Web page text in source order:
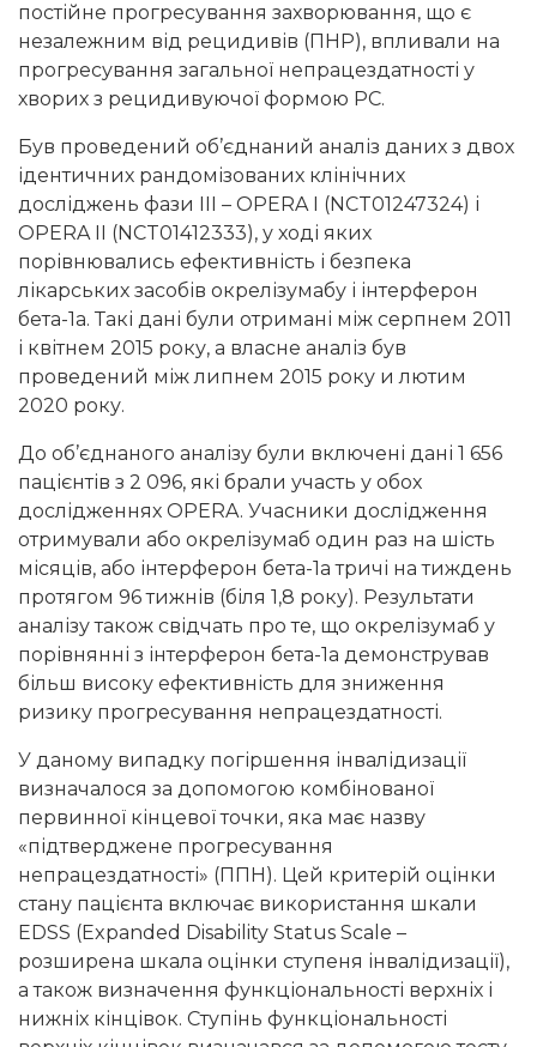
постійне прогресування захворювання, що є
незалежним від рецидивів (ПНР), впливали на
прогресування загальної непрацездатності у
хворих з рецидивуючої формою РС.
Був проведений об’єднаний аналіз даних з двох
ідентичних рандомізованих клінічних
досліджень фази III – OPERA I (NCT01247324) і
OPERA II (NCT01412333), у ході яких
порівнювались ефективність і безпека
лікарських засобів окрелізумабу і інтерферон
бета-1а. Такі дані були отримані між серпнем 2011
і квітнем 2015 року, а власне аналіз був
проведений між липнем 2015 року и лютим
2020 року.
До об’єднаного аналізу були включені дані 1 656
пацієнтів з 2 096, які брали участь у обох
дослідженнях OPERA. Учасники дослідження
отримували або окрелізумаб один раз на шість
місяців, або інтерферон бета-1а тричі на тиждень
протягом 96 тижнів (біля 1,8 року). Результати
аналізу також свідчать про те, що окрелізумаб у
порівнянні з інтерферон бета-1а демонстрував
більш високу ефективність для зниження
ризику прогресування непрацездатності.
У даному випадку погіршення інвалідизації
визначалося за допомогою комбінованої
первинної кінцевої точки, яка має назву
«підтверджене прогресування
непрацездатності» (ППН). Цей критерій оцінки
стану пацієнта включає використання шкали
EDSS (Expanded Disability Status Scale –
розширена шкала оцінки ступеня інвалідизації),
а також визначення функціональності верхніх і
нижніх кінцівок. Ступінь функціональності